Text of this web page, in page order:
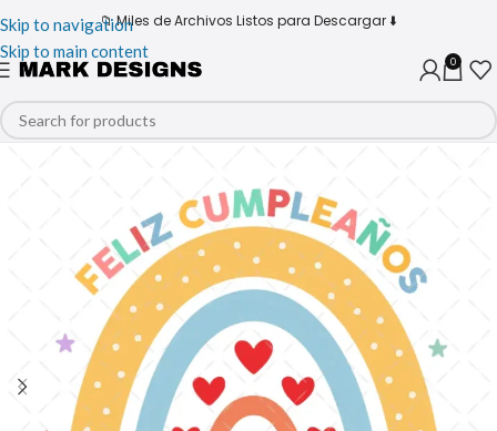
Skip to navigation
Skip to main content
📁 Miles de Archivos Listos para Descargar ⬇️
0